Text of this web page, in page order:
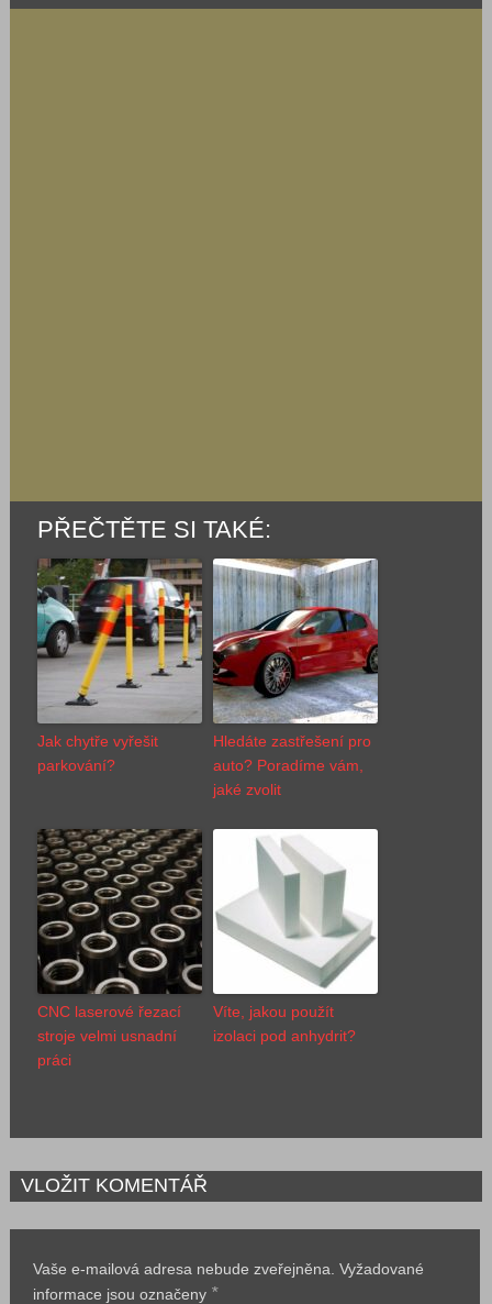
PŘEČTĚTE SI TAKÉ:
Jak chytře vyřešit
parkování?
Hledáte zastřešení pro
auto? Poradíme vám,
jaké zvolit
CNC laserové řezací
stroje velmi usnadní
práci
Víte, jakou použít
izolaci pod anhydrit?
VLOŽIT KOMENTÁŘ
Vaše e-mailová adresa nebude zveřejněna. Vyžadované
informace jsou označeny *